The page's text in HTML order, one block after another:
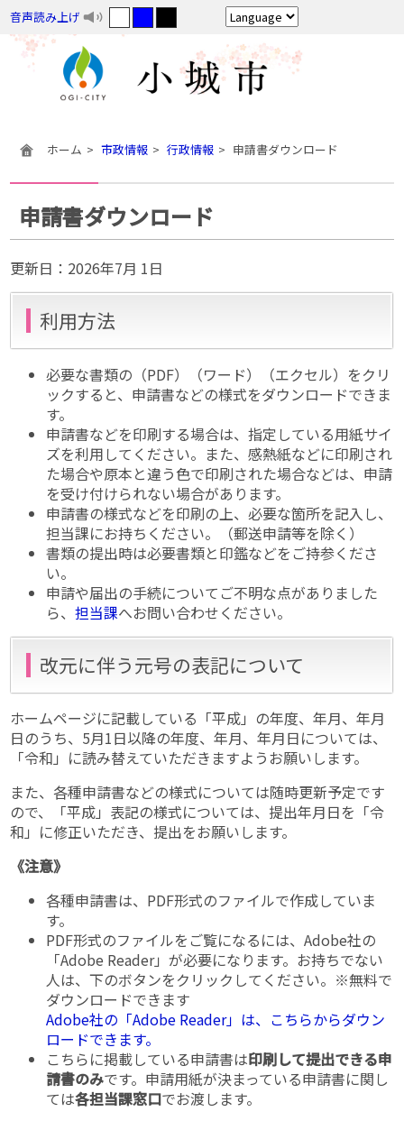
音声読み上げ
ホーム 市政情報 行政情報 申請書ダウンロード
申請書ダウンロード
更新日： 2026年7月 1日
利用方法
必要な書類の（PDF）（ワード）（エクセル）をクリ
ックすると、申請書などの様式をダウンロードできま
す。
申請書などを印刷する場合は、指定している用紙サイ
ズを利用してください。また、感熱紙などに印刷され
た場合や原本と違う色で印刷された場合などは、申請
を受け付けられない場合があります。
申請書の様式などを印刷の上、必要な箇所を記入し、
担当課にお持ちください。（郵送申請等を除く）
書類の提出時は必要書類と印鑑などをご持参くださ
い。
申請や届出の手続についてご不明な点がありました
ら、担当課へお問い合わせください。
改元に伴う元号の表記について
ホームページに記載している「平成」の年度、年月、年月
日のうち、5月1日以降の年度、年月、年月日については、
「令和」に読み替えていただきますようお願いします。
また、各種申請書などの様式については随時更新予定です
ので、「平成」表記の様式については、提出年月日を「令
和」に修正いただき、提出をお願いします。
《注意》
各種申請書は、PDF形式のファイルで作成していま
す。
PDF形式のファイルをご覧になるには、Adobe社の
「Adobe Reader」が必要になります。お持ちでない
人は、下のボタンをクリックしてください。※無料で
ダウンロードできます
Adobe社の「Adobe Reader」は、こちらからダウン
ロードできます。
こちらに掲載している申請書は印刷して提出できる申
請書のみです。申請用紙が決まっている申請書に関し
ては各担当課窓口でお渡します。